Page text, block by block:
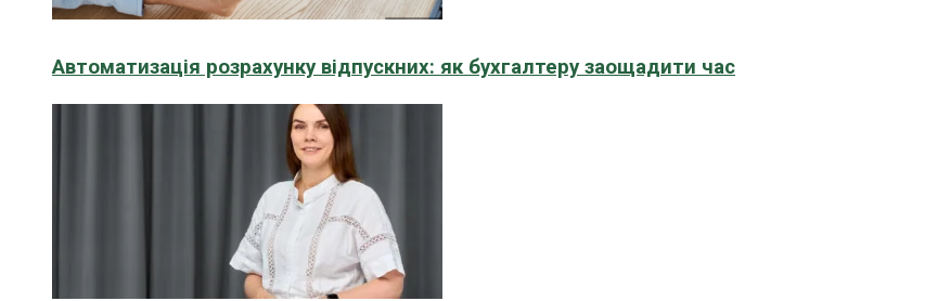
Автоматизація розрахунку відпускних: як бухгалтеру заощадити час